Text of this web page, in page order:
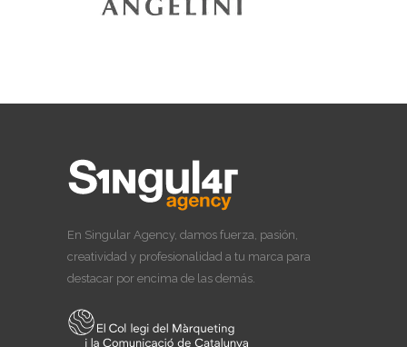
En Singular Agency, damos fuerza, pasión,
creatividad y profesionalidad a tu marca para
destacar por encima de las demás.